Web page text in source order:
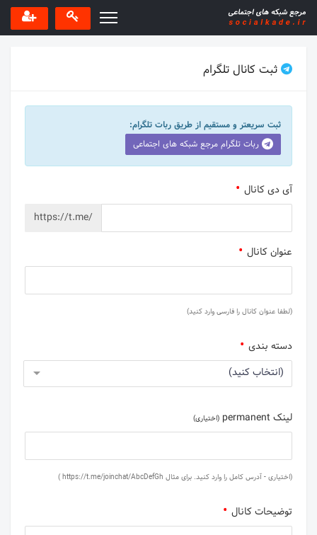
ثبت کانال تلگرام
ثبت سریعتر و مستقیم از طریق ربات تلگرام:
ربات تلگرام مرجع شبکه های اجتماعی
آی دی کانال
https://t.me/
عنوان کانال
(لطفا عنوان کانال را فارسی وارد کنید)
دسته بندی
(انتخاب کنید)
لینک permanent (اختیاری)
(اختیاری - آدرس کامل را وارد کنید. برای مثال https://t.me/joinchat/AbcDefGh )
توضیحات کانال